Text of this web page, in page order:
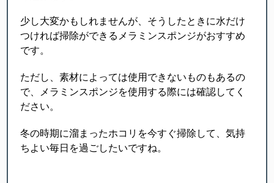
少し大変かもしれませんが、そうしたときに水だけ
つければ掃除ができるメラミンスポンジがおすすめ
です。
ただし、素材によっては使用できないものもあるの
で、メラミンスポンジを使用する際には確認してく
ださい。
冬の時期に溜まったホコリを今すぐ掃除して、気持
ちよい毎日を過ごしたいですね。